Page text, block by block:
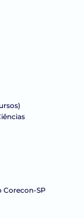
Corecon-SP